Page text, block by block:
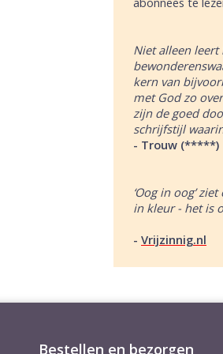
Niet alleen
kern van
met God zo
zijn de goed
schrijfstijl
- Trouw (*****)
‘Oog in oog’
in kleur - het is
- Vrijzinnig.nl
Bestellen en bezorgen